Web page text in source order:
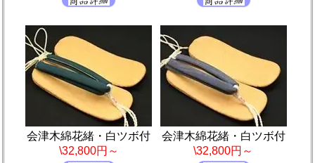
会津木綿花緒・白ツボ付
\32,800円～
会津木綿花緒・白ツボ付
\32,800円～